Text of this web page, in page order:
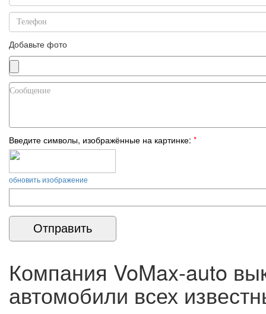
Добавьте фото
Введите символы, изображённые на картинке: *
обновить изображение
Компания VoMax-auto
автомобили всех